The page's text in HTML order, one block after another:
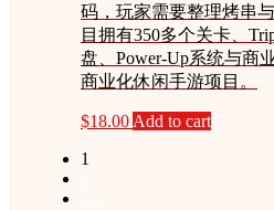
码，玩家需要整理烤串
目拥有350多个关卡、
盘、Power-Up系统与商
商业化休闲手游项目。
$18.00 Add to cart
1